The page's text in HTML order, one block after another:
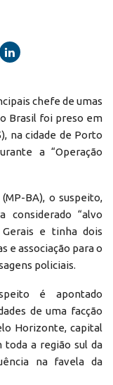
chefe de umas
Brasil foi preso em
na cidade de Porto
a “Operação
BA), o suspeito,
considerado “alvo
e tinha dois
e associação para o
policiais.
é apontado
de uma facção
Horizonte, capital
toda a região sul da
na favela da